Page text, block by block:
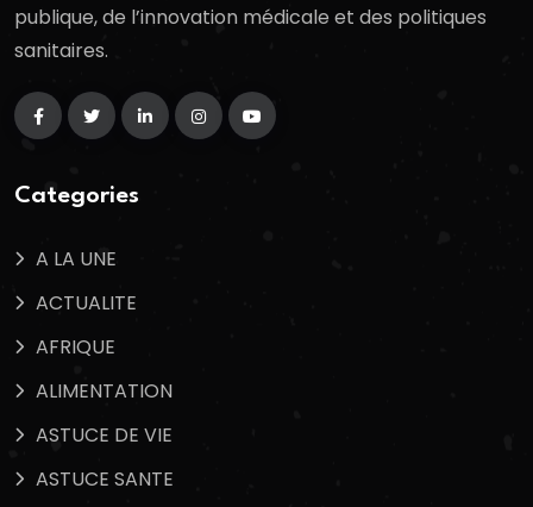
publique, de l’innovation médicale et des politiques
sanitaires.
Categories
A LA UNE
ACTUALITE
AFRIQUE
ALIMENTATION
ASTUCE DE VIE
ASTUCE SANTE